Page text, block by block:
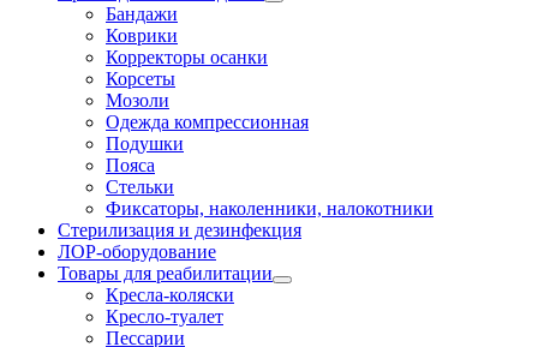
Бандажи
Коврики
Корректоры осанки
Корсеты
Мозоли
Одежда компрессионная
Подушки
Пояса
Стельки
Фиксаторы, наколенники, налокотники
Стерилизация и дезинфекция
ЛОР-оборудование
Товары для реабилитации
Кресла-коляски
Кресло-туалет
Пессарии